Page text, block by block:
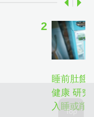
睡前肚餓
健康 研究
入睡或削